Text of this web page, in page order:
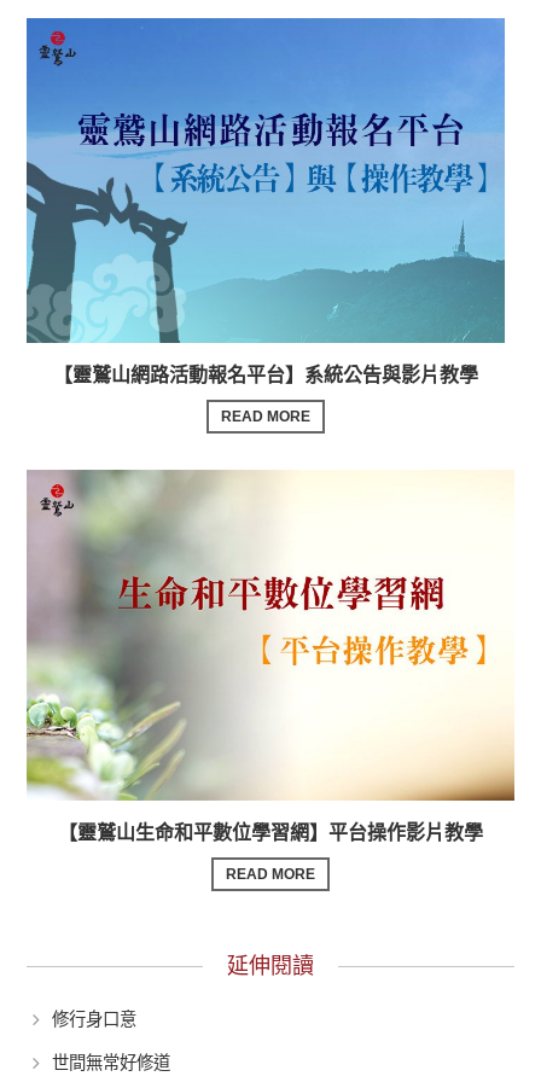
【靈鷲山網路活動報名平台】系統公告與影片教學
READ MORE
【靈鷲山生命和平數位學習網】平台操作影片教學
READ MORE
延伸閱讀
修行身口意
世間無常好修道